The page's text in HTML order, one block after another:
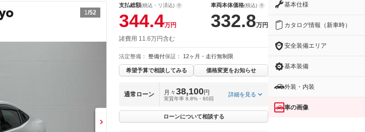
1/52
支払総額(税込・リ済込)
344.4万円
車両本体価格(税込)
332.8万円
諸費用 11.6万円含む
法定整備： 整備付保証： 12ヶ月・走行無制限
希望予算で相談してみる 価格変更をお知らせ
通常ローン 月々38,100円
実質年率 8.8%・60回
詳細を見る
ローンについて相談する
基本仕様
カタログ情報（新車時）
安全装備エリア
基本装備
外装・内装
車の画像